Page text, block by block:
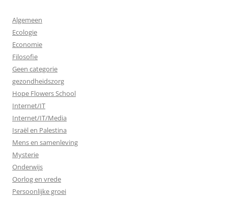
Algemeen
Ecologie
Economie
Filosofie
Geen categorie
gezondheidszorg
Hope Flowers School
Internet/IT
Internet/IT/Media
Israël en Palestina
Mens en samenleving
Mysterie
Onderwijs
Oorlog en vrede
Persoonlijke groei